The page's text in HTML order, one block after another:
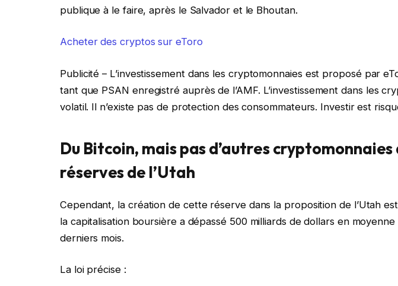
publique à le faire, après le Salvador et le Bhoutan.
Acheter des cryptos sur eToro
Publicité – L’investissement dans les cryptomonnaies est proposé par
tant que PSAN enregistré auprès de l’AMF. L’investissement dans les
volatil. Il n’existe pas de protection des consommateurs. Investir est
Du Bitcoin, mais pas d’autres cryptomonnaies
réserves de l’Utah
Cependant, la création de cette réserve dans la proposition de l’Utah
la capitalisation boursière a dépassé 500 milliards de dollars en moyenne
derniers mois.
La loi précise :